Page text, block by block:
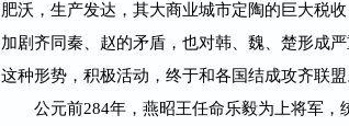
肥沃，生产发达，其大商业城市定陶的巨大税
加剧齐同秦、赵的矛盾，也对韩、魏、楚形成
这种形势，积极活动，终于和各国结成攻齐联盟
公元前284年，燕昭王任命乐毅为上将军，